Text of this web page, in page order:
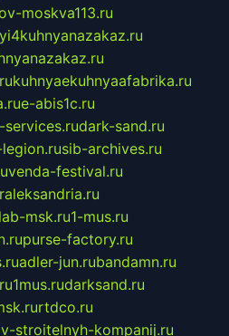
moskva113.ru
kuhnyaekuhnyaafabrika.ru
e-abis1c.ru
services.rudark-sand.ru
sib-archives.ru
venda-festival.ru
msk.ru1-mus.ru
purse-factory.ru
adler-jun.rubandamn.ru
1mus.rudarksand.ru
rtdco.ru
stroitelnyh-kompanij.ru